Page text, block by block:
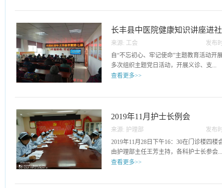
月10日
况完成情况上报表，各科室人员责任划分
高护理质量，建立健全相关规章制度而展
长丰县中医院健康知识讲座进
来源: 工会
发布
06
自“不忘初心、牢记使命”主题教育活动开
多次组织主题党日活动，开展义诊、支...
到水湖镇大周村老年大学，为学员们带来
及对策》的健康知识讲座。梁云详细的
年人最常见安全问题之一，即使是身体状
跌倒是机体功能下降，某些急慢性疾病的
一种意外伤害，也是导致老年人伤残的主
况的早期自我识别与自我救治的知识和方
查看更多>>
2019年11月护士长例会
来源: 护理部
发布
18
2019年11月28日下午16：30在门诊楼四
由护理部主任王芳主持，各科护士长参会
查看更多>>